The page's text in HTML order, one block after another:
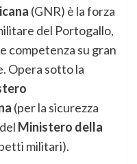
(GNR) è la forza
del Portogallo,
competenza su gran
Opera sotto la
(per la sicurezza
Ministero della
militari).